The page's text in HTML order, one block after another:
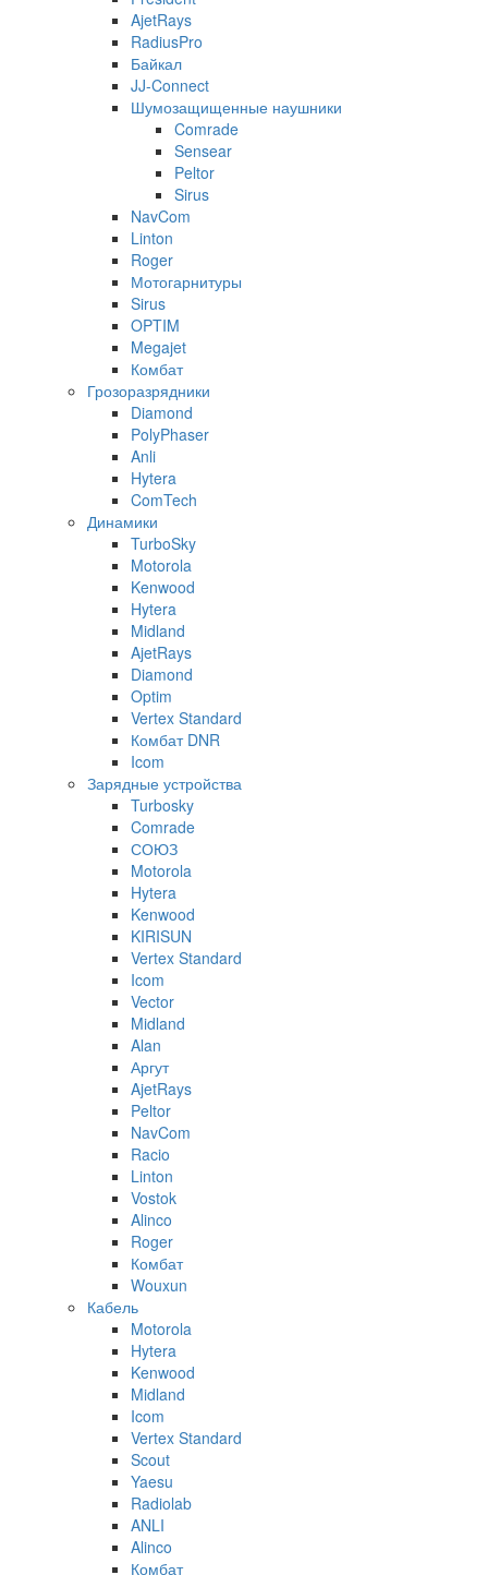
AjetRays
RadiusPro
Байкал
JJ-Connect
Шумозащищенные наушники
Comrade
Sensear
Peltor
Sirus
NavCom
Linton
Roger
Мотогарнитуры
Sirus
OPTIM
Megajet
Комбат
Грозоразрядники
Diamond
PolyPhaser
Anli
Hytera
ComTech
Динамики
TurboSky
Motorola
Kenwood
Hytera
Midland
AjetRays
Diamond
Optim
Vertex Standard
Комбат DNR
Icom
Зарядные устройства
Turbosky
Comrade
СОЮЗ
Motorola
Hytera
Kenwood
KIRISUN
Vertex Standard
Icom
Vector
Midland
Alan
Аргут
AjetRays
Peltor
NavCom
Racio
Linton
Vostok
Alinco
Roger
Комбат
Wouxun
Кабель
Motorola
Hytera
Kenwood
Midland
Icom
Vertex Standard
Scout
Yaesu
Radiolab
ANLI
Alinco
Комбат